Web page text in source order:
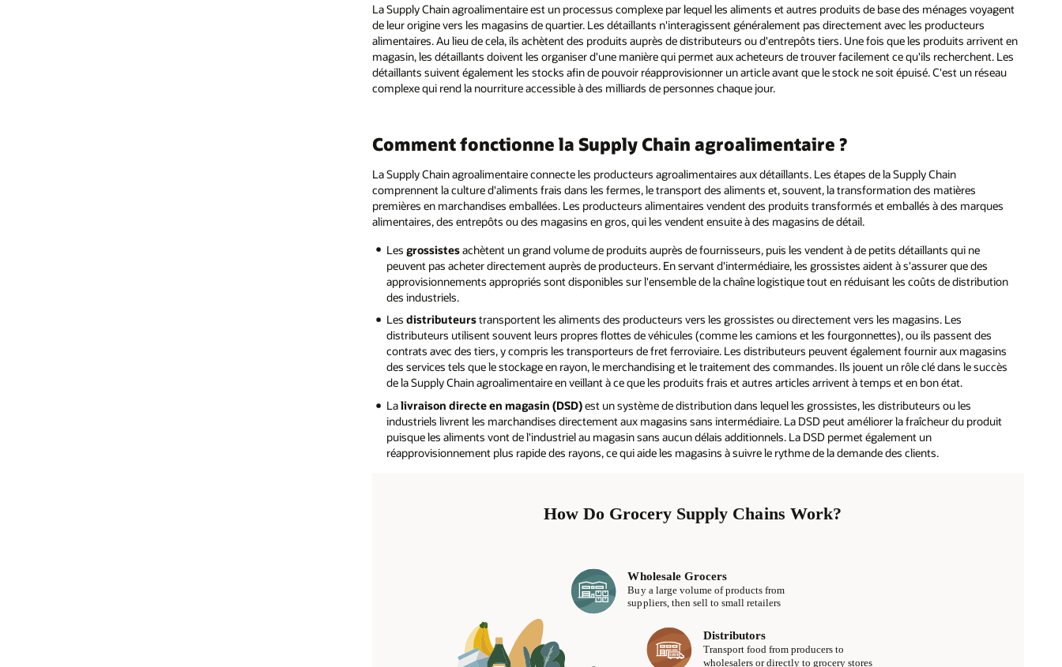
La Supply Chain agroalimentaire est un processus complexe par lequel les aliments et autres produits de base des ménages voyagent
de leur origine vers les magasins de quartier. Les détaillants n'interagissent généralement pas directement avec les producteurs
alimentaires. Au lieu de cela, ils achètent des produits auprès de distributeurs ou d'entrepôts tiers. Une fois que les produits arrivent en
magasin, les détaillants doivent les organiser d'une manière qui permet aux acheteurs de trouver facilement ce qu'ils recherchent. Les
détaillants suivent également les stocks afin de pouvoir réapprovisionner un article avant que le stock ne soit épuisé. C'est un réseau
complexe qui rend la nourriture accessible à des milliards de personnes chaque jour.
Comment fonctionne la Supply Chain agroalimentaire ?
La Supply Chain agroalimentaire connecte les producteurs agroalimentaires aux détaillants. Les étapes de la Supply Chain
comprennent la culture d'aliments frais dans les fermes, le transport des aliments et, souvent, la transformation des matières
premières en marchandises emballées. Les producteurs alimentaires vendent des produits transformés et emballés à des marques
alimentaires, des entrepôts ou des magasins en gros, qui les vendent ensuite à des magasins de détail.
Lesgrossistesachètent un grand volume de produits auprès de fournisseurs, puis les vendent à de petits détaillants qui ne
peuvent pas acheter directement auprès de producteurs. En servant d'intermédiaire, les grossistes aident à s'assurer que des
approvisionnements appropriés sont disponibles sur l'ensemble de la chaîne logistique tout en réduisant les coûts de distribution
des industriels.
Lesdistributeurstransportent les aliments des producteurs vers les grossistes ou directement vers les magasins. Les
distributeurs utilisent souvent leurs propres flottes de véhicules (comme les camions et les fourgonnettes), ou ils passent des
contrats avec des tiers, y compris les transporteurs de fret ferroviaire. Les distributeurs peuvent également fournir aux magasins
des services tels que le stockage en rayon, le merchandising et le traitement des commandes. Ils jouent un rôle clé dans le succès
de la Supply Chain agroalimentaire en veillant à ce que les produits frais et autres articles arrivent à temps et en bon état.
Lalivraison directe en magasin (DSD)est un système de distribution dans lequel les grossistes, les distributeurs ou les
industriels livrent les marchandises directement aux magasins sans intermédiaire. La DSD peut améliorer la fraîcheur du produit
puisque les aliments vont de l'industriel au magasin sans aucun délais additionnels. La DSD permet également un
réapprovisionnement plus rapide des rayons, ce qui aide les magasins à suivre le rythme de la demande des clients.